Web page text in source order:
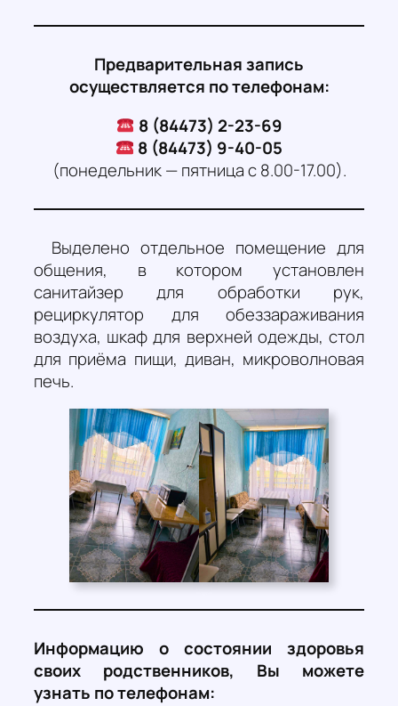
Предварительная запись
осуществляется по телефонам:
8 (84473) 2-23-69
8 (84473) 9-40-05
(понедельник — пятница с 8.00-17.00).
Выделено отдельное помещение для
общения, в котором установлен
санитайзер для обработки рук,
рециркулятор для обеззараживания
воздуха, шкаф для верхней одежды, стол
для приёма пищи, диван, микроволновая
печь.
Информацию о состоянии здоровья
своих родственников, Вы можете
узнать по телефонам: